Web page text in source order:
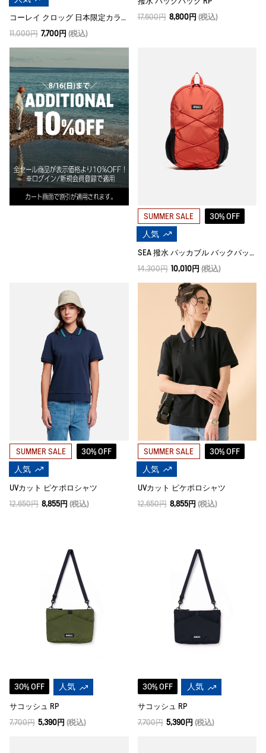
コーレイ クロッグ 日本限定カラー
11,000円 7,700円 (税込)
17,600円 8,800円 (税込)
SUMMER SALE
30% OFF
人気
SEA 撥水 パッカブル バックパック 20L
14,300円 10,010円 (税込)
SUMMER SALE
30% OFF
人気
UVカット ピケポロシャツ
12,650円 8,855円 (税込)
SUMMER SALE
30% OFF
人気
UVカット ピケポロシャツ
12,650円 8,855円 (税込)
30% OFF 人気
サコッシュ RP
7,700円 5,390円 (税込)
30% OFF 人気
サコッシュ RP
7,700円 5,390円 (税込)